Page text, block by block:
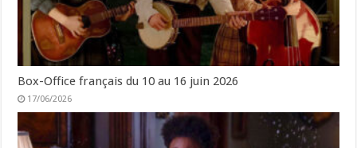
Box-Office français du 10 au 16 juin 2026
17/06/2026